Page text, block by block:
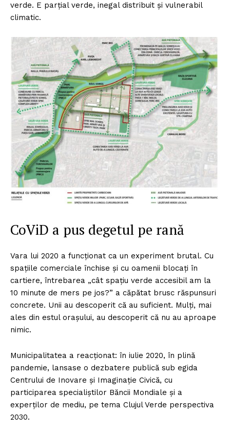
verde. E parțial verde, inegal distribuit și vulnerabil
climatic.
CoViD a pus degetul pe rană
Vara lui 2020 a funcționat ca un experiment brutal. Cu
spațiile comerciale închise și cu oamenii blocați în
cartiere, întrebarea „cât spațiu verde accesibil am la
10 minute de mers pe jos?” a căpătat brusc răspunsuri
concrete. Unii au descoperit că au suficient. Mulți, mai
ales din estul orașului, au descoperit că nu au aproape
nimic.
Municipalitatea a reacționat: în iulie 2020, în plină
pandemie, lansase o dezbatere publică sub egida
Centrului de Inovare și Imaginație Civică, cu
participarea specialiștilor Băncii Mondiale și a
experților de mediu, pe tema Clujul Verde perspectiva
2030.